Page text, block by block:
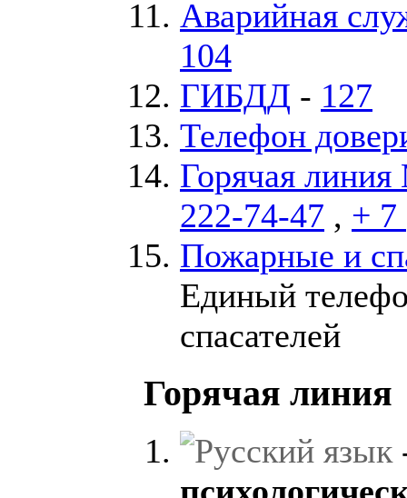
Аварийная
104
ГИБДД - 127
Телефон
Горячая
222-74-47 , + 7
Пожарные и
Единый
спасателей
Горячая линия